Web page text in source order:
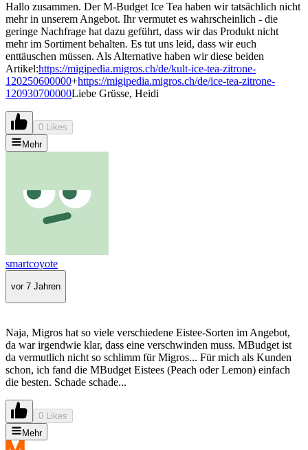
Hallo zusammen. Der M-Budget Ice Tea haben wir tatsächlich nicht
mehr in unserem Angebot. Ihr vermutet es wahrscheinlich - die
geringe Nachfrage hat dazu geführt, dass wir das Produkt nicht
mehr im Sortiment behalten. Es tut uns leid, dass wir euch
enttäuschen müssen. Als Alternative haben wir diese beiden
Artikel:https://migipedia.migros.ch/de/kult-ice-tea-zitrone-
120250600000+https://migipedia.migros.ch/de/ice-tea-zitrone-
120930700000Liebe Grüsse, Heidi
0 Likes
Mehr
smartcoyote
vor 7 Jahren
Naja, Migros hat so viele verschiedene Eistee-Sorten im Angebot,
da war irgendwie klar, dass eine verschwinden muss. MBudget ist
da vermutlich nicht so schlimm für Migros... Für mich als Kunden
schon, ich fand die MBudget Eistees (Peach oder Lemon) einfach
die besten. Schade schade...
0 Likes
Mehr